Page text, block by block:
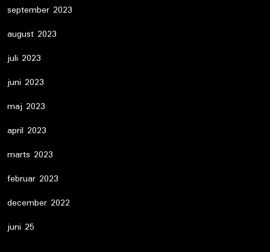
september 2023
august 2023
juli 2023
juni 2023
maj 2023
april 2023
marts 2023
februar 2023
december 2022
juni 25